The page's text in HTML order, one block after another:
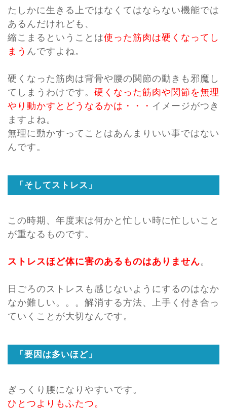
たしかに生きる上ではなくてはならない機能では
あるんだけれども、
縮こまるということは使った筋肉は硬くなってし
まう んですよね。
硬くなった筋肉は背骨や腰の関節の動きも邪魔し
てしまうわけです。 硬くなった筋肉や関節を無理
やり動かすとどうなるかは・・・ イメージがつき
ますよね。
無理に動かすってことはあんまりいい事ではない
んです。
「そしてストレス」
この時期、年度末は何かと忙しい時に忙しいこと
が重なるものです。
ストレスほど体に害のあるものはありません。
日ごろのストレスも感じないようにするのはなか
なか難しい。。。解消する方法、上手く付き合っ
ていくことが大切なんです。
「要因は多いほど」
ぎっくり腰になりやすいです。
ひとつよりもふたつ。